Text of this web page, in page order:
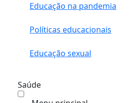
Educação na pandemia
Políticas educacionais
Educação sexual
Saúde